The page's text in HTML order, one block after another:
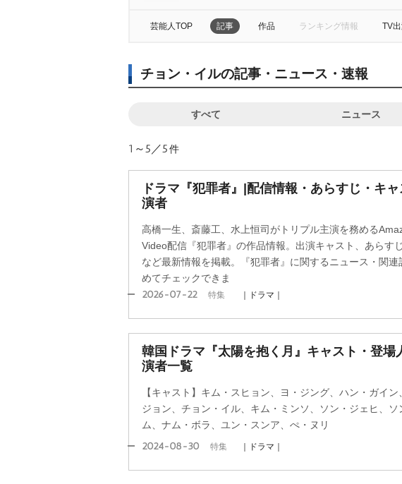
芸能人TOP 記事 作品 ランキング情報 TV
チョン・イルの記事・ニュース・速報
すべて ニュース
1～5／5件
ドラマ『犯罪者』|配信情報・あらすじ・キ
演者
高橋一生、斎藤工、水上恒司がトリプル主演を務める
Video配信『犯罪者』の作品情報。出演キャスト、あらす
など最新情報を掲載。『犯罪者』に関するニュース・関連
めてチェックできま
2026-07-22 特集 ｜ドラマ｜
韓国ドラマ『太陽を抱く月』キャスト・登場
演者一覧
【キャスト】キム・スヒョン、ヨ・ジング、ハン・ガイン
ジョン、チョン・イル、キム・ミンソ、ソン・ジェヒ、ソ
ム、ナム・ボラ、ユン・スンア、ぺ・ヌリ
2024-08-30 特集 ｜ドラマ｜